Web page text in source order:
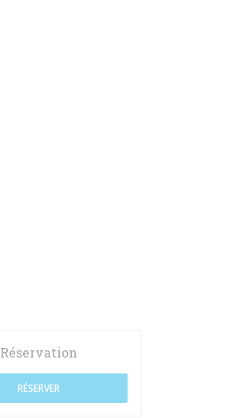
Réservation
RÉSERVER